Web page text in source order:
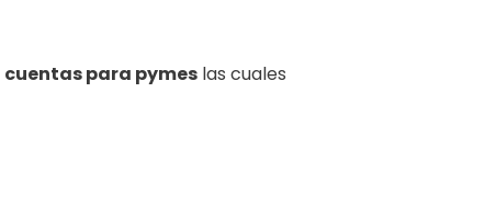
cuentas para pymes las cuales